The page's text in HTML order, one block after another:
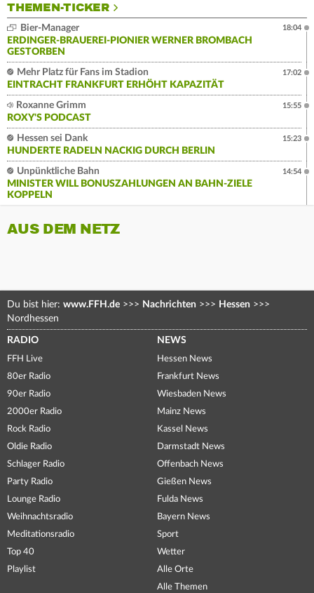
THEMEN-TICKER
Bier-Manager
ERDINGER-BRAUEREI-PIONIER WERNER BROMBACH
GESTORBEN
18:04
Mehr Platz für Fans im Stadion
EINTRACHT FRANKFURT ERHÖHT KAPAZITÄT
17:02
Roxanne Grimm
ROXY'S PODCAST
15:55
Hessen sei Dank
HUNDERTE RADELN NACKIG DURCH BERLIN
15:23
Unpünktliche Bahn
MINISTER WILL BONUSZAHLUNGEN AN BAHN-ZIELE
KOPPELN
14:54
AUS DEM NETZ
Du bist hier: www.FFH.de >>> Nachrichten >>> Hessen >>>
Nordhessen
RADIO
FFH Live
80er Radio
90er Radio
2000er Radio
Rock Radio
Oldie Radio
Schlager Radio
Party Radio
Lounge Radio
Weihnachtsradio
Meditationsradio
Top 40
Playlist
NEWS
Hessen News
Frankfurt News
Wiesbaden News
Mainz News
Kassel News
Darmstadt News
Offenbach News
Gießen News
Fulda News
Bayern News
Sport
Wetter
Alle Orte
Alle Themen